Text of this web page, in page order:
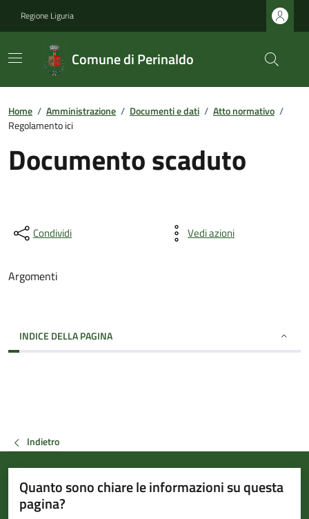
Regione Liguria
Comune di Perinaldo
Home / Amministrazione / Documenti e dati / Atto normativo /
Regolamento ici
Documento scaduto
Condividi Vedi azioni
Argomenti
INDICE DELLA PAGINA
Indietro
Quanto sono chiare le informazioni su questa
pagina?